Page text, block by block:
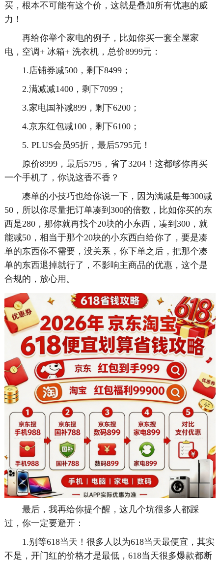
买，根本不可能有这个价，这就是叠加所有优惠的威
力！
再给你举个家电的例子，比如你买一套全屋家
电，空调+ 冰箱+ 洗衣机，总价8999元：
1.店铺券减500，剩下8499；
2.满减减1400，剩下7099；
3.家电国补减899，剩下6200；
4.京东红包减100，剩下6100；
5. PLUS会员95折，最后5795元！
原价8999，最后5795，省了3204！这都够你再买
一个手机了，你说这香不香？
凑单的小技巧也给你说一下，因为满减是每300减
50，所以你尽量把订单凑到300的倍数，比如你买的东
西是280，那你就再找个20块的小东西，凑到300，就
能减50，相当于那个20块的小东西白给你了，要是凑
单的东西你不需要，没关系，你下单之后，把那个凑
单的东西退掉就行了，不影响主商品的优惠，这个是
合规的，放心用。
最后，我再给你提个醒，这几个坑很多人都踩
过，你一定要避开：
1.别等618当天！很多人以为618当天最便宜，其实
不是，开门红的价格才是最低，618当天很多爆款都断